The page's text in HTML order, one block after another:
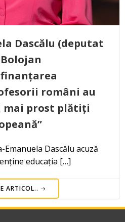
Dascălu (deputat
români au
mai prost plătiți
Dascălu acuză
educația […]
ARTICOL..